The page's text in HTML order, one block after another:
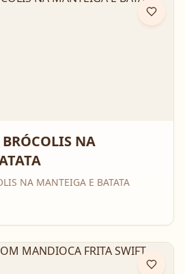
NA
NA MANTEIGA E BATATA